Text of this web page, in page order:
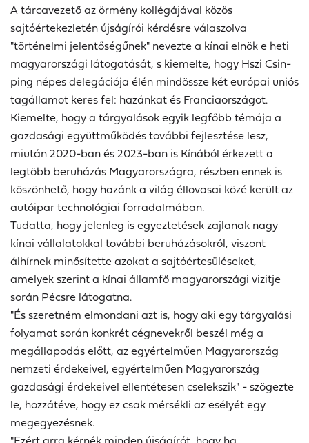
A tárcavezető az örmény kollégájával közös
sajtóértekezletén újságírói kérdésre válaszolva
"történelmi jelentőségűnek" nevezte a kínai elnök e heti
magyarországi látogatását, s kiemelte, hogy Hszi Csin-
ping népes delegációja élén mindössze két európai uniós
tagállamot keres fel: hazánkat és Franciaországot.
Kiemelte, hogy a tárgyalások egyik legfőbb témája a
gazdasági együttműködés további fejlesztése lesz,
miután 2020-ban és 2023-ban is Kínából érkezett a
legtöbb beruházás Magyarországra, részben ennek is
köszönhető, hogy hazánk a világ éllovasai közé került az
autóipar technológiai forradalmában.
Tudatta, hogy jelenleg is egyeztetések zajlanak nagy
kínai vállalatokkal további beruházásokról, viszont
álhírnek minősítette azokat a sajtóértesüléseket,
amelyek szerint a kínai államfő magyarországi vizitje
során Pécsre látogatna.
"És szeretném elmondani azt is, hogy aki egy tárgyalási
folyamat során konkrét cégnevekről beszél még a
megállapodás előtt, az egyértelműen Magyarország
nemzeti érdekeivel, egyértelműen Magyarország
gazdasági érdekeivel ellentétesen cselekszik" - szögezte
le, hozzátéve, hogy ez csak mérsékli az esélyét egy
megegyezésnek.